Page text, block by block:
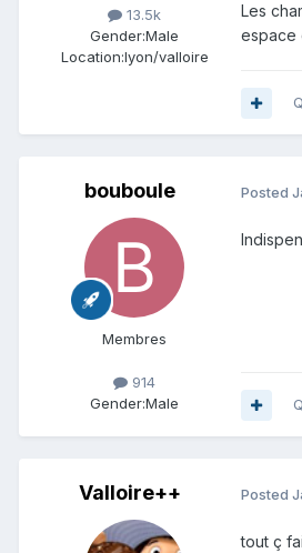
13.5k
Gender:Male
Location:lyon/valloire
Les
espace
bouboule
Membres
914
Gender:Male
Posted
Valloire++ Posted
tout ç